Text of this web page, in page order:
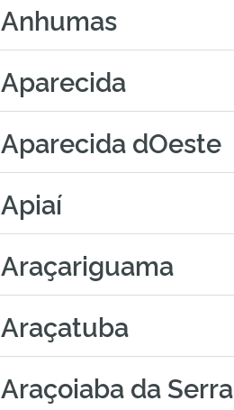
Anhumas
Aparecida
Aparecida dOeste
Apiaí
Araçariguama
Araçatuba
Araçoiaba da Serra